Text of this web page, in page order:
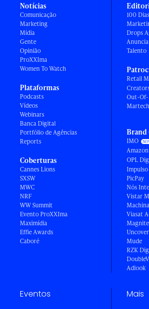
Notícias
Comunicação
Marketing
Mídia
Gente
Opinião
ProXXIma
Women To Watch
Plataformas
Podcasts
Vídeos
Webinars
Banca Digital
Portfólio de Agências
Reports
Coberturas
Cannes Lions
SXSW
MWC
NRF
WW Summit
Evento ProXXIma
Maximídia
Effie Awards
Caboré
100
Drops
Talento
Retail
Out-
Brand
IMO
OPL
Impulso
PicPay
Nós
Vistar
Machina
Viasat
Magnite
Uncover
Mude
RZK
Adlook
Eventos Mais